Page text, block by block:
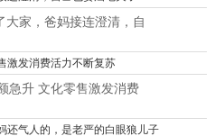
大家，爸妈接连澄清，自
急升 文化零售激发消费